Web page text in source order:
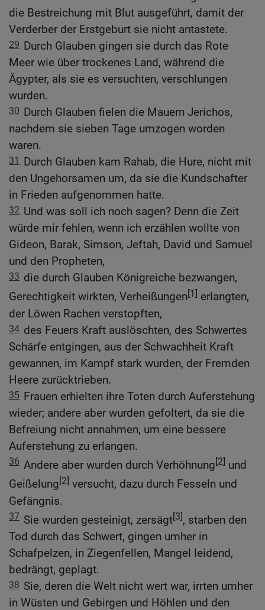
die Bestreichung mit Blut ausgeführt, damit der
Verderber der Erstgeburt sie nicht antastete.
29 Durch Glauben gingen sie durch das Rote
Meer wie über trockenes Land, während die
Ägypter, als sie es versuchten, verschlungen
wurden.
30 Durch Glauben fielen die Mauern Jerichos,
nachdem sie sieben Tage umzogen worden
waren.
31
Durch Glauben kam Rahab, die Hure, nicht mit
den Ungehorsamen um, da sie die Kundschafter
in Frieden aufgenommen hatte.
32 Und was soll ich noch sagen? Denn die Zeit
würde mir fehlen, wenn ich erzählen wollte von
Gideon, Barak, Simson, Jeftah, David und Samuel
und den Propheten,
33 die durch Glauben Königreiche bezwangen,
Gerechtigkeit wirkten, Verheißungen[1] erlangten,
der Löwen Rachen verstopften,
34 des Feuers Kraft auslöschten, des Schwertes
Schärfe entgingen, aus der Schwachheit Kraft
gewannen, im Kampf stark wurden, der Fremden
Heere zurücktrieben.
35 Frauen erhielten ihre Toten durch Auferstehung
wieder; andere aber wurden gefoltert, da sie die
Befreiung nicht annahmen, um eine bessere
Auferstehung zu erlangen.
36 Andere aber wurden durch Verhöhnung[2] und
Geißelung[2] versucht, dazu durch Fesseln und
Gefängnis.
37 Sie wurden gesteinigt, zersägt[3], starben den
Tod durch das Schwert, gingen umher in
Schafpelzen, in Ziegenfellen, Mangel leidend,
bedrängt, geplagt.
38 Sie, deren die Welt nicht wert war, irrten umher
in Wüsten und Gebirgen und Höhlen und den